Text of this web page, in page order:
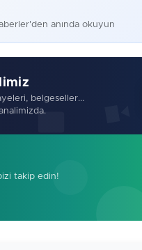
anında okuyun
belgeseller...
takip edin!